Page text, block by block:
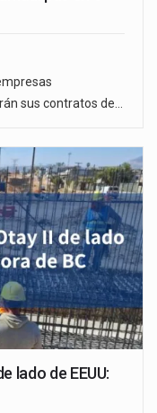
sus contratos de…
lado de EEUU: